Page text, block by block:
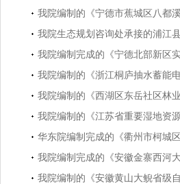
我院编制的《宁德市蕉城区八都
我院生态规划咨询处承接的浦江
我院编制完成的《宁德北部新区
我院编制的《浙江桐庐抽水蓄能
我院编制的《西湖区东岳社区林
我院编制的《江苏省重要湿地资
华东院编制完成的《衢州市柯城
我院编制完成的《安徽金寨西河
我院编制的《安徽黄山大鲵省级